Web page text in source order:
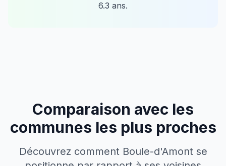
6.3 ans.
Comparaison avec les
communes les plus proches
Découvrez comment Boule-d'Amontse